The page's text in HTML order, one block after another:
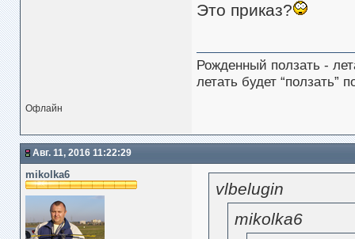
Это приказ?
Рожденный ползать -
летать будет “ползать”
Офлайн
Авг. 11, 2016 11:22:29
mikolka6
vlbelugin
mikolka6